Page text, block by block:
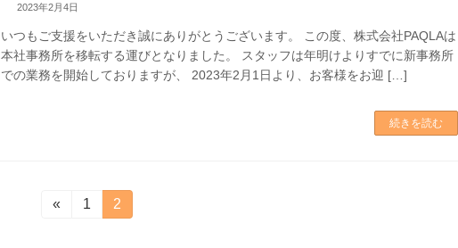
2023年2月4日
いつもご支援をいただき誠にありがとうございます。 この度、株式会社PAQLAは
本社事務所を移転する運びとなりました。 スタッフは年明けよりすでに新事務所
での業務を開始しておりますが、 2023年2月1日より、お客様をお迎 […]
続きを読む
«
固
1
固
定
2